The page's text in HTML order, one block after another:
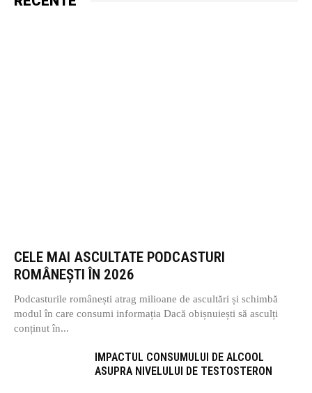
CELE MAI ASCULTATE PODCASTURI
ROMÂNEȘTI ÎN 2026
Podcasturile românești atrag milioane de ascultări și schimbă
modul în care consumi informația Dacă obișnuiești să asculți
conținut în...
IMPACTUL CONSUMULUI DE ALCOOL
ASUPRA NIVELULUI DE TESTOSTERON